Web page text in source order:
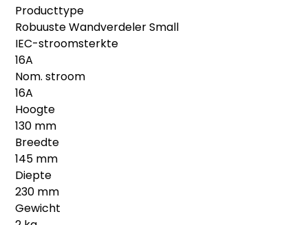
Producttype
Robuuste Wandverdeler Small
IEC-stroomsterkte
16A
Nom. stroom
16A
Hoogte
130 mm
Breedte
145 mm
Diepte
230 mm
Gewicht